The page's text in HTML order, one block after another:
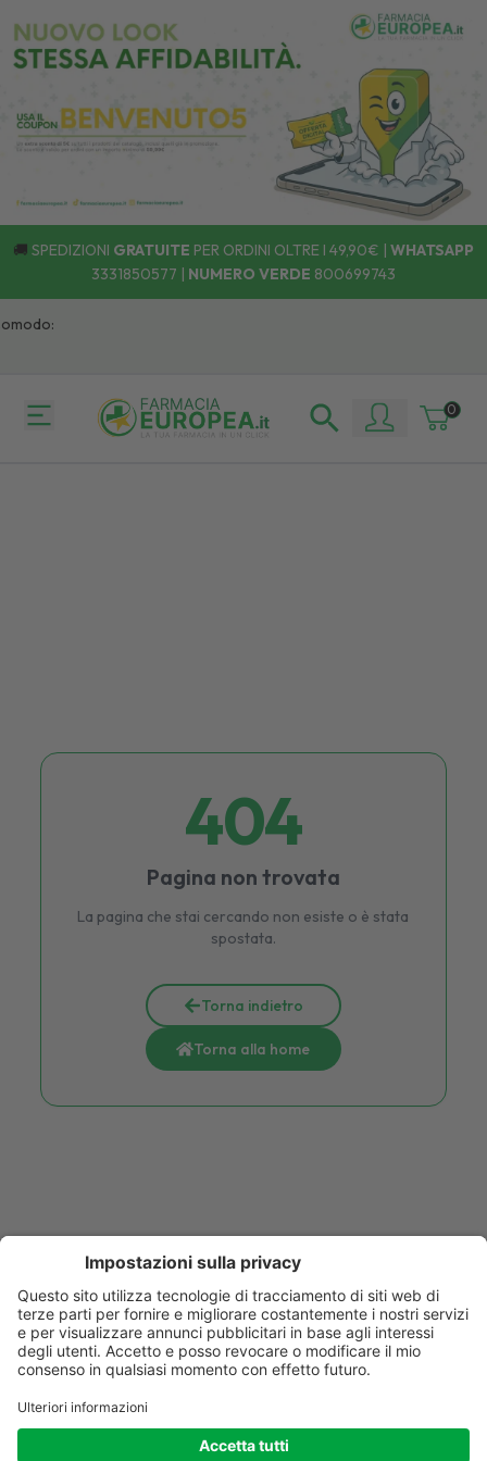
🚚 SPEDIZIONI GRATUITE PER ORDINI OLTRE I 49,90€ | WHATSAPP
3331850577 | NUMERO VERDE 800699743
0
404
Pagina non trovata
La pagina che stai cercando non esiste o è stata
spostata.
Torna indietro
Torna alla home